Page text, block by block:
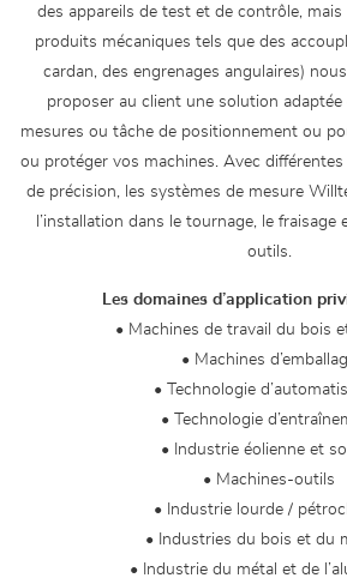
des appareils de test et de contrôle,
produits mécaniques tels que des
cardan, des engrenages angulaires)
proposer au client une solution
mesures ou tâche de positionnement ou
ou protéger vos machines. Avec
de précision, les systèmes de mesure
l’installation dans le tournage, le fraisage
outils.
Les domaines d’application
• Machines de travail du bois
• Machines
• Technologie
• Technologie
• Industrie éolienne et
• Machines-outils
• Industrie lourde /
• Industries du bois et du
• Industrie du métal et de